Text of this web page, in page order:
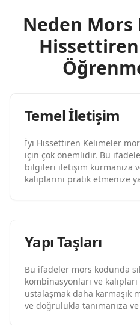
Neden
Temel İletişim
İyi Hissettiren Kelimeler
için çok önemlidir. Bu
bilgileri iletişim kurmanıza
kalıplarını pratik etmenize
Yapı Taşları
Bu ifadeler mors kodunda
kombinasyonları ve
ustalaşmak daha karmaşık
ve doğrulukla tanımanıza